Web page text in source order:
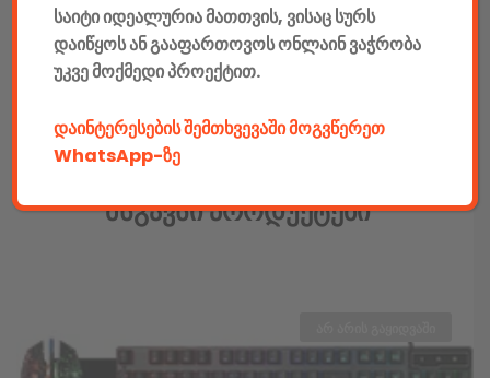
Facebook კომენტარები
Მსგავსი Პროდუქტები
საიტი იდეალურია მათთვის, ვისაც სურს
დაიწყოს ან გააფართოვოს ონლაინ ვაჭრობა
უკვე მოქმედი პროექტით.
დაინტერესების შემთხვევაში მოგვწერეთ
WhatsApp-ზე